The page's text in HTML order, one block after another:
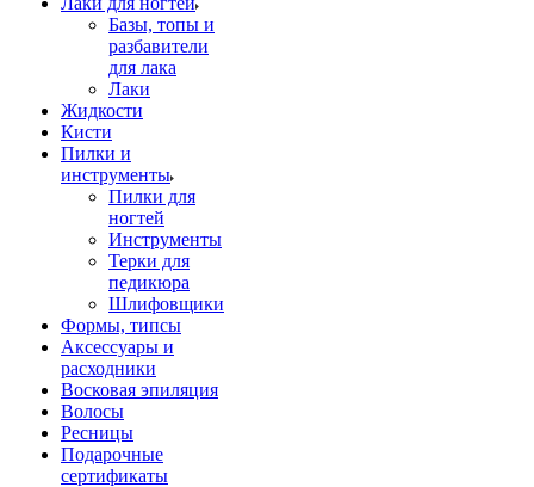
Базы, топы и
разбавители
для лака
Лаки
Жидкости
Кисти
Пилки и
инструменты
Пилки для
ногтей
Инструменты
Терки для
педикюра
Шлифовщики
Формы, типсы
Аксессуары и
расходники
Восковая эпиляция
Волосы
Ресницы
Подарочные
сертификаты